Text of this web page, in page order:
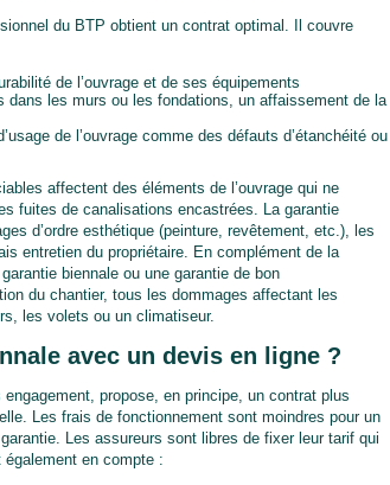
du BTP obtient un contrat optimal. Il couvre
de l’ouvrage et de ses équipements
les murs ou les fondations, un affaissement de la
de l’ouvrage comme des défauts d’étanchéité ou
affectent des éléments de l’ouvrage qui ne
fuites de canalisations encastrées. La garantie
d’ordre esthétique (peinture, revêtement, etc.), les
entretien du propriétaire. En complément de la
biennale ou une garantie de bon
du chantier, tous les dommages affectant les
les volets ou un climatiseur.
avec un devis en ligne ?
propose, en principe, un contrat plus
Les frais de fonctionnement sont moindres pour un
Les assureurs sont libres de fixer leur tarif qui
en compte :